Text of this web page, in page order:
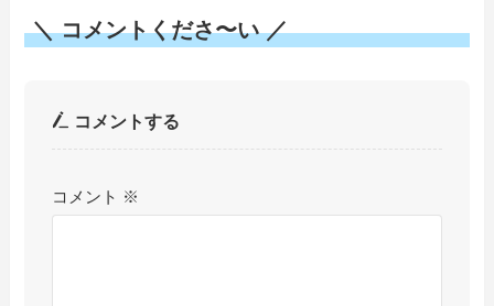
＼ コメントくださ〜い ／
コメントする
コメント ※